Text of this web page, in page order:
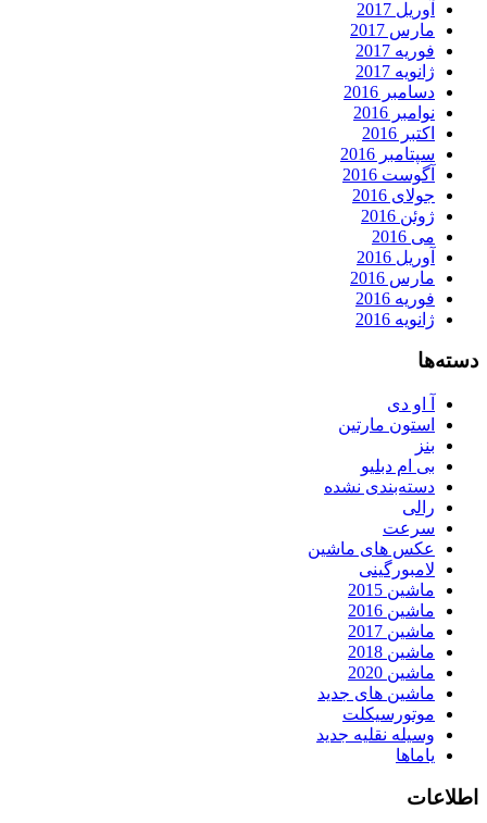
آوریل 2017
مارس 2017
فوریه 2017
ژانویه 2017
دسامبر 2016
نوامبر 2016
اکتبر 2016
سپتامبر 2016
آگوست 2016
جولای 2016
ژوئن 2016
می 2016
آوریل 2016
مارس 2016
فوریه 2016
ژانویه 2016
دسته‌ها
آ او دی
استون مارتین
بنز
بی ام دبلیو
دسته‌بندی نشده
رالی
سرعت
عکس های ماشین
لامبورگینی
ماشین 2015
ماشین 2016
ماشین 2017
ماشین 2018
ماشین 2020
ماشین های جدید
موتورسیکلت
وسیله نقلیه جدید
یاماها
اطلاعات